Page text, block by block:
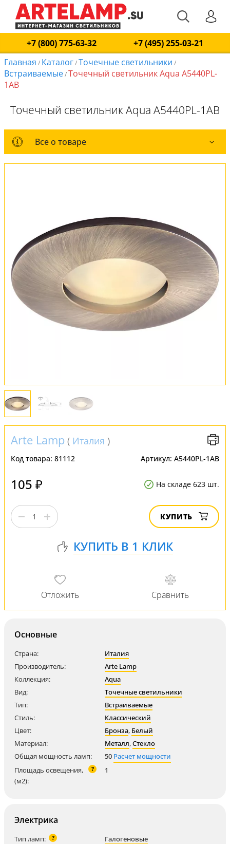
+7 (800) 775-63-32
+7 (495) 255-03-21
Главная / Каталог/Точечные светильники /
Встраиваемые/Точечный светильник Aqua A5440PL-
1AB
Точечный светильник Aqua A5440PL-1AB
Все о товаре
Все о товаре
Вся коллекция
Оплата и доставка
Обмен и возврат
Установка
FAQ
Arte Lamp ( Италия )
Код товара: 81112 Артикул: A5440PL-1AB
105 ₽ На складе 623 шт.
КУПИТЬ
Основные
Страна:
Италия
Производитель:
Arte Lamp
Коллекция:
Aqua
Вид:
Точечные светильники
Тип:
Встраиваемые
Стиль:
Классический
Цвет:
Бронза, Белый
Материал:
Металл,Стекло
Общая мощность ламп:
50 Расчет мощности
Площадь освещения,
(м2):
? 1
Электрика
Тип ламп: ?
Галогеновые